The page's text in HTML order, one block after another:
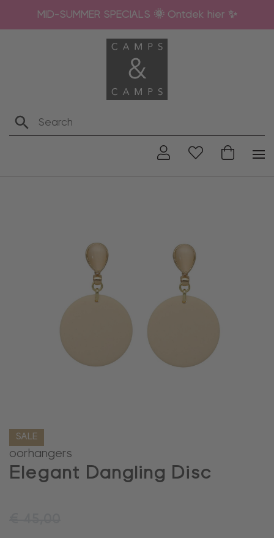
MID-SUMMER SPECIALS 🌞 Ontdek hier ✨
SALE
oorhangers
Elegant Dangling Disc